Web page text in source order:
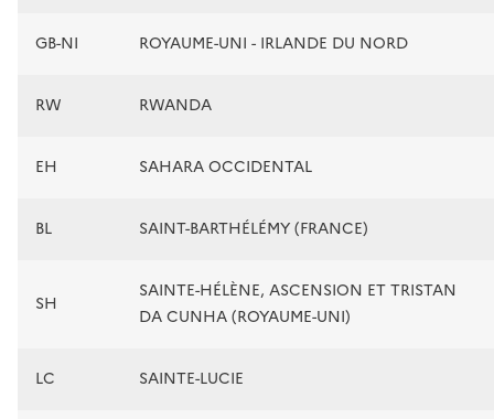
GB-NI ROYAUME-UNI - IRLANDE DU NORD
RW RWANDA
EH SAHARA OCCIDENTAL
BL SAINT-BARTHÉLÉMY (FRANCE)
SH
SAINTE-HÉLÈNE, ASCENSION ET TRISTAN
DA CUNHA (ROYAUME-UNI)
LC SAINTE-LUCIE